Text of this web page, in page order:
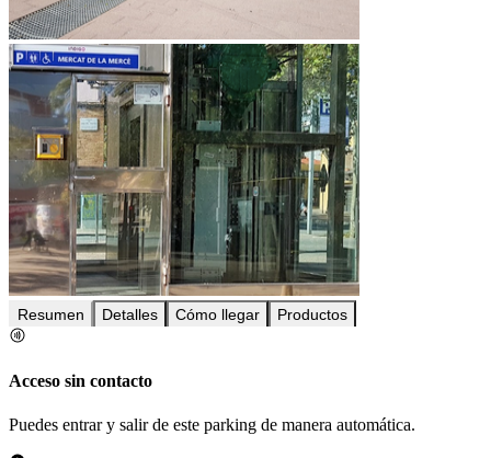
Resumen Detalles Cómo llegar Productos
Acceso sin contacto
Puedes entrar y salir de este parking de manera automática.